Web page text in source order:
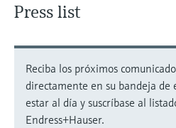
Press list
Reciba los próximos
directamente en su bandeja de
estar al día y suscríbase al
Endress+Hauser.